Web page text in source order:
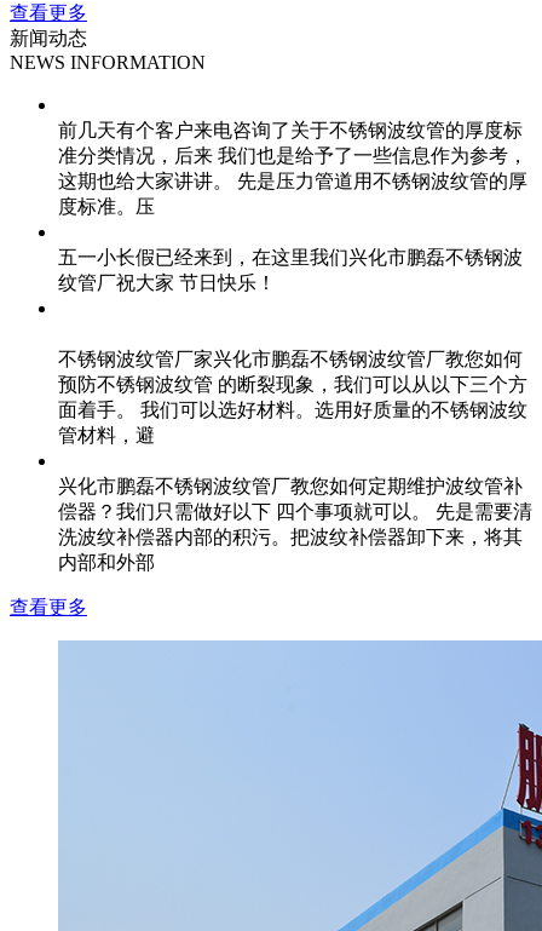
查看更多
新闻动态
NEWS INFORMATION
前几天有个客户来电咨询了关于不锈钢波纹管的厚度标
准分类情况，后来 我们也是给予了一些信息作为参考，
这期也给大家讲讲。 先是压力管道用不锈钢波纹管的厚
度标准。压
五一小长假已经来到，在这里我们兴化市鹏磊不锈钢波
纹管厂祝大家 节日快乐！
不锈钢波纹管厂家兴化市鹏磊不锈钢波纹管厂教您如何
预防不锈钢波纹管 的断裂现象，我们可以从以下三个方
面着手。 我们可以选好材料。选用好质量的不锈钢波纹
管材料，避
兴化市鹏磊不锈钢波纹管厂教您如何定期维护波纹管补
偿器？我们只需做好以下 四个事项就可以。 先是需要清
洗波纹补偿器内部的积污。把波纹补偿器卸下来，将其
内部和外部
查看更多